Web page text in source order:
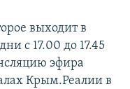
выходит в
с 17.00 до 17.45
эфира
Крым.Реалии в